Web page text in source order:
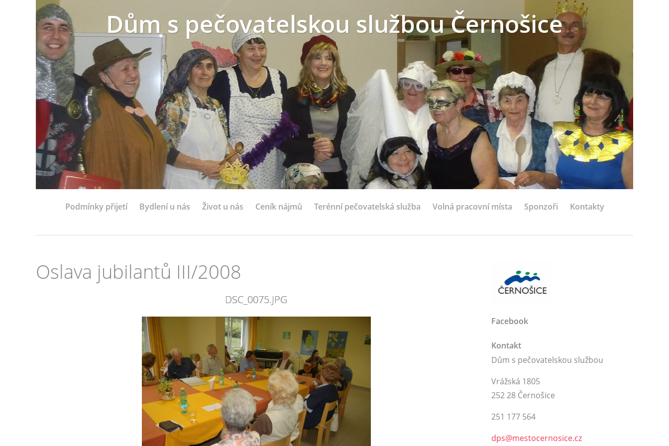
Dům s pečovatelskou službou Černošice
Podmínky přijetí Bydlení u nás Život u nás Ceník nájmů Terénní pečovatelská služba Volná pracovní místa Sponzoři Kontakty
Oslava jubilantů III/2008
DSC_0075.JPG
Facebook
Kontakt
Dům s pečovatelskou službou
Vrážská 1805
252 28 Černošice
251 177 564
dps@mestocernosice.cz